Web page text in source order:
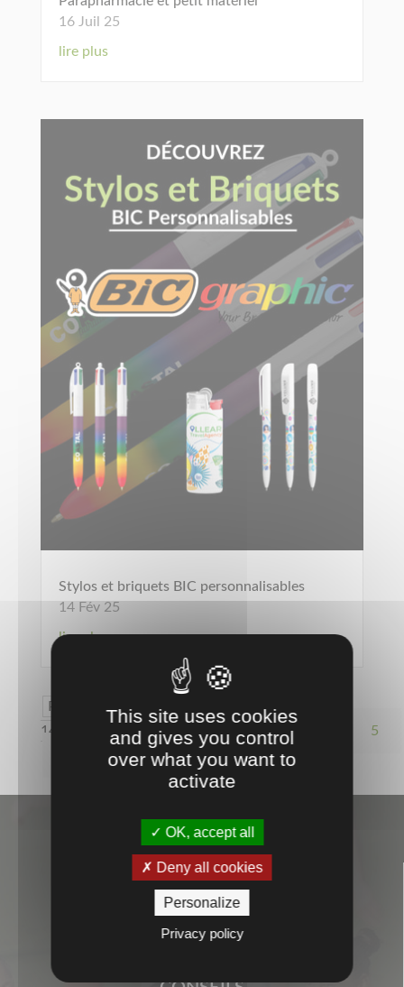
16 Juil 25
lire plus
Stylos et briquets BIC personnalisables
14 Fév 25
lire plus
Page 3 sur
14
5
… » Dernière page »

This site uses cookies
and gives you control
over what you want to
activate
OK, accept all
Deny all cookies
Personalize
Privacy policy